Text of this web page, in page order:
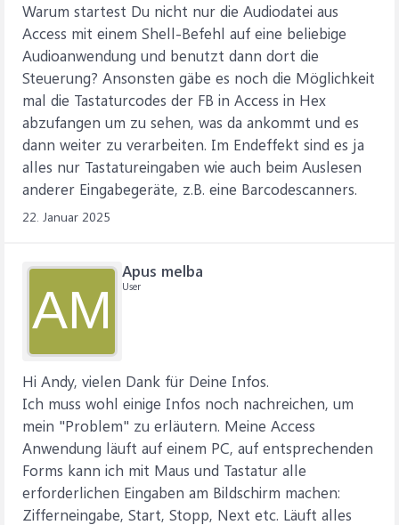
Warum startest Du nicht nur die Audiodatei aus
Access mit einem Shell-Befehl auf eine beliebige
Audioanwendung und benutzt dann dort die
Steuerung? Ansonsten gäbe es noch die Möglichkeit
mal die Tastaturcodes der FB in Access in Hex
abzufangen um zu sehen, was da ankommt und es
dann weiter zu verarbeiten. Im Endeffekt sind es ja
alles nur Tastatureingaben wie auch beim Auslesen
anderer Eingabegeräte, z.B. eine Barcodescanners.
22. Januar 2025
AM
Apus melba
User
Hi Andy, vielen Dank für Deine Infos.
Ich muss wohl einige Infos noch nachreichen, um
mein "Problem" zu erläutern. Meine Access
Anwendung läuft auf einem PC, auf entsprechenden
Forms kann ich mit Maus und Tastatur alle
erforderlichen Eingaben am Bildschirm machen:
Zifferneingabe, Start, Stopp, Next etc. Läuft alles